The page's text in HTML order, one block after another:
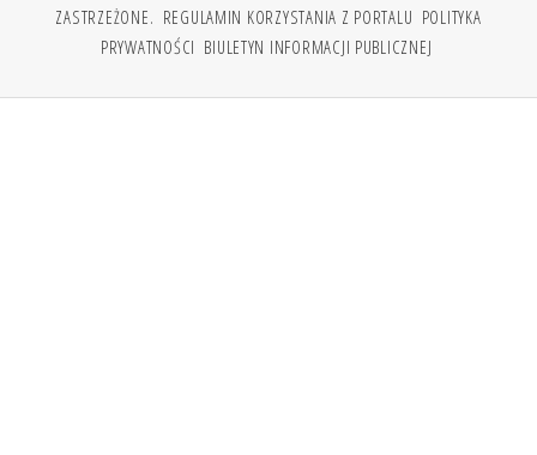
ZASTRZEŻONE. REGULAMIN KORZYSTANIA Z PORTALU POLITYKA
PRYWATNOŚCI BIULETYN INFORMACJI PUBLICZNEJ